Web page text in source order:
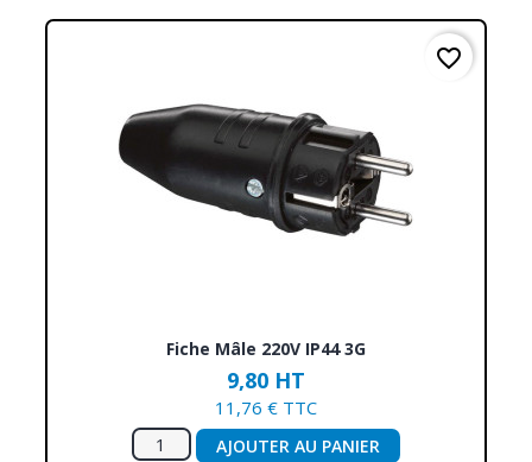
Fiche Mâle 220V IP44 3G
9,80 HT
11,76 € TTC
AJOUTER AU PANIER
favorite_border